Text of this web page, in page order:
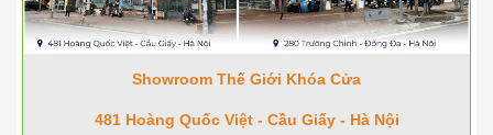
Showroom Thế Giới Khóa Cửa
481 Hoàng Quốc Việt - Cầu Giấy - Hà Nội